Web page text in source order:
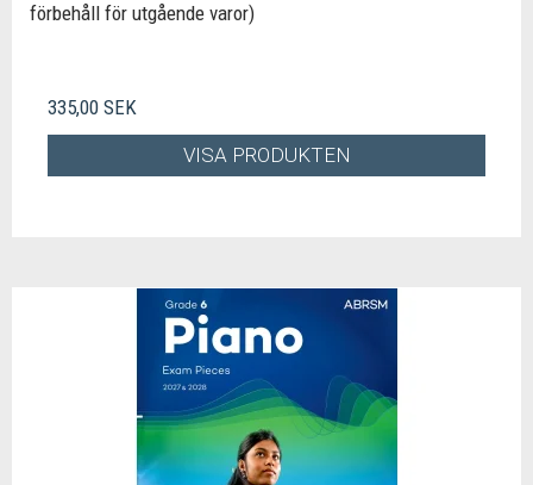
förbehåll för utgående varor)
335,00 SEK
VISA PRODUKTEN